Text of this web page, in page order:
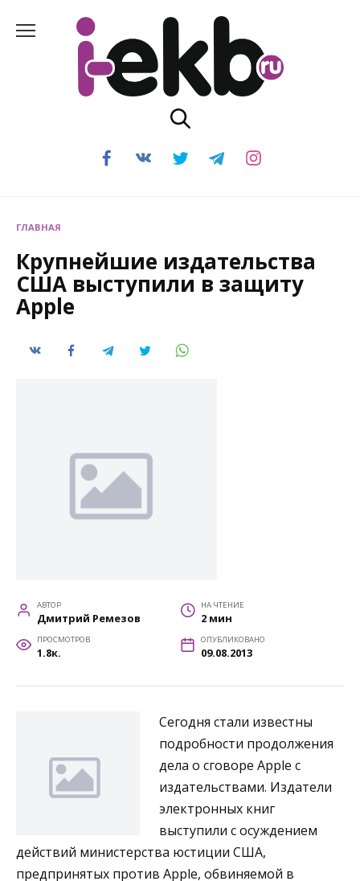
содержанию
ГЛАВНАЯ
Крупнейшие издательства
США выступили в защиту
Apple
АВТОР
Дмитрий Ремезов
НА ЧТЕНИЕ
2 мин
ПРОСМОТРОВ
1.8к.
ОПУБЛИКОВАНО
09.08.2013
Сегодня стали известны
подробности продолжения
дела о сговоре Apple с
издательствами. Издатели
электронных книг
выступили с осуждением
действий министерства юстиции США,
предпринятых против Apple, обвиняемой в